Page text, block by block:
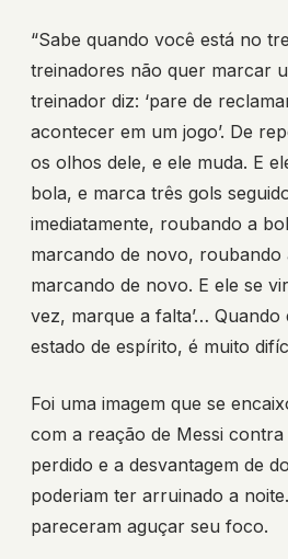
“Sabe quando você está no
treinadores não quer marcar
treinador diz: ‘pare de
acontecer em um jogo’. De
os olhos dele, e ele muda. E
bola, e marca três gols
imediatamente, roubando a
marcando de novo, roubando
marcando de novo. E ele se
vez, marque a falta’… Quando
estado de espírito, é muito
Foi uma imagem que se
com a reação de Messi contra
perdido e a desvantagem de
poderiam ter arruinado a
pareceram aguçar seu foco.